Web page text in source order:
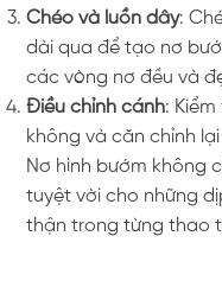
Chéo và luồn dây:
dài qua để tạo nơ
các vòng nơ đều và
Điều chỉnh cánh:
không và căn chỉnh
Nơ hình bướm không
tuyệt vời cho những
thận trong từng thao